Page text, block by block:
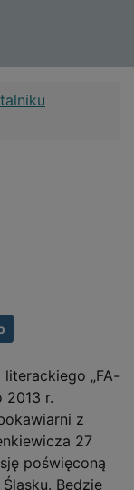
„FA-
2013 r.
z
27
poświęconą
Będzie